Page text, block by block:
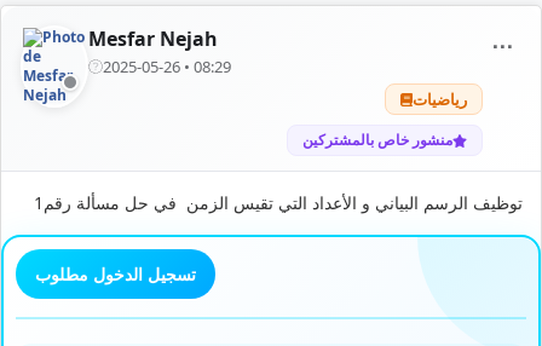
Mesfar Nejah
2025-05-26 • 08:29
رياضيات
منشور خاص بالمشتركين
⋯
توظيف الرسم البياني و الأعداد التي تقيس الزمن في حل مسألة رقم1
تسجيل الدخول مطلوب